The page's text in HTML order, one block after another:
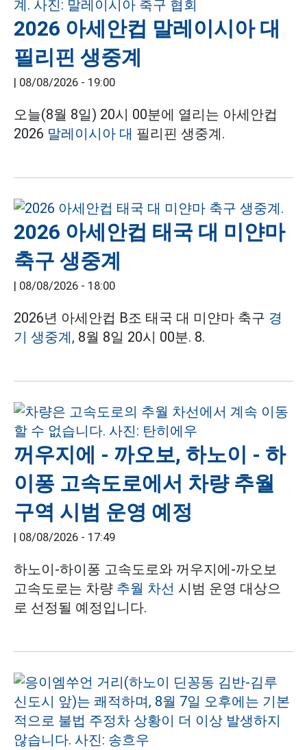
2026 아세안컵 말레이시아 대
필리핀 생중계
08/08/2026 - 19:00
오늘(8월 8일) 20시 00분에 열리는 아세안컵
2026 말레이시아 대 필리핀 생중계.
2026 아세안컵 태국 대 미얀마
축구 생중계
08/08/2026 - 18:00
2026년 아세안컵 B조 태국 대 미얀마 축구 경
기 생중계, 8월 8일 20시 00분. 8.
꺼우지에 - 까오보, 하노이 - 하
이퐁 고속도로에서 차량 추월
구역 시범 운영 예정
08/08/2026 - 17:49
하노이-하이퐁 고속도로와 꺼우지에-까오보
고속도로는 차량 추월 차선 시범 운영 대상으
로 선정될 예정입니다.